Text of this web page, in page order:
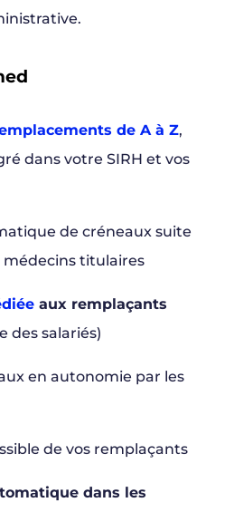
de A à Z,
dans votre SIRH et vos
de créneaux suite
médecins titulaires
aux remplaçants
des salariés)
en autonomie par les
de vos remplaçants
dans les